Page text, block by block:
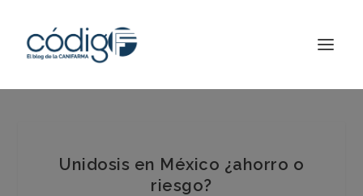
Unidosis en México ¿ahorro o
riesgo?